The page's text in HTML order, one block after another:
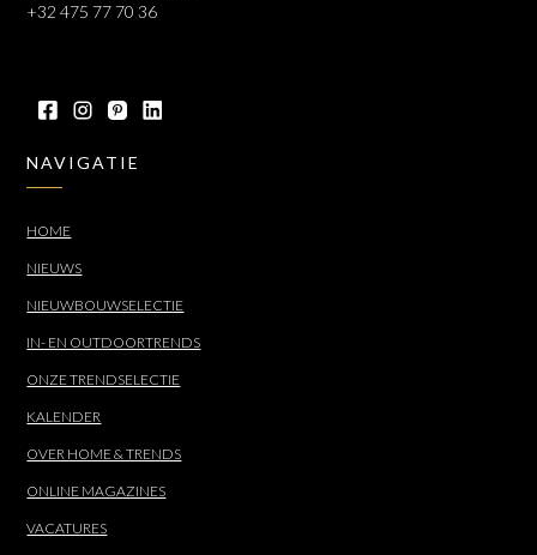
+32 475 77 70 36
NAVIGATIE
HOME
NIEUWS
NIEUWBOUWSELECTIE
IN- EN OUTDOORTRENDS
ONZE TRENDSELECTIE
KALENDER
OVER HOME & TRENDS
ONLINE MAGAZINES
VACATURES